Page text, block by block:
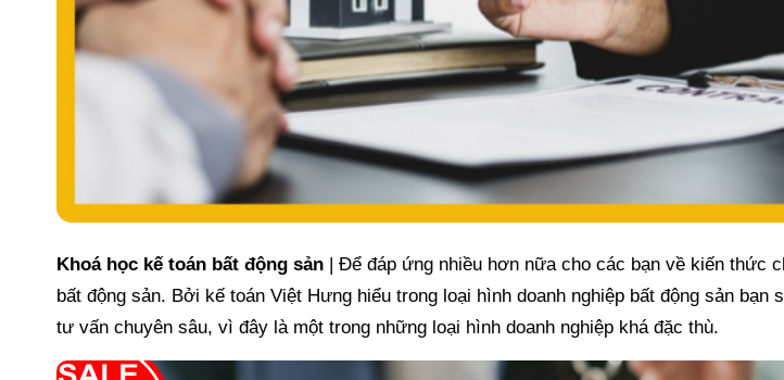
Khoá học kế toán bất động sản | Để đáp ứng nhiều hơn nữa cho các bạn về kiến thức
bất động sản. Bởi kế toán Việt Hưng hiểu trong loại hình doanh nghiệp bất động sản bạn
tư vấn chuyên sâu, vì đây là một trong những loại hình doanh nghiệp khá đặc thù.